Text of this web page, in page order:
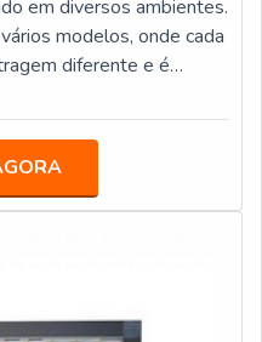
EM RESINA DE
sobre as resinas de
com a ECOHOUSE
necessidade de obter
em equipamentos
de seus profissionais
seu dispor!
em diversos ambientes.
modelos, onde cada
diferente e é
de ar condicionado
obtendo níveis de
BÁSICOS SOBRE O